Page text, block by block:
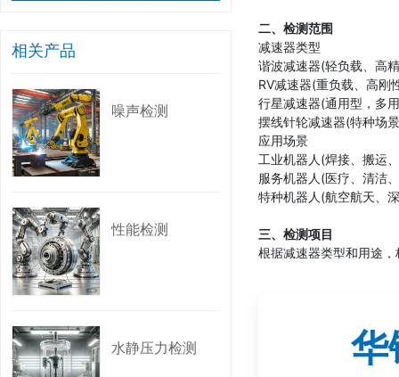
相关产品
噪声检测
性能检测
水静压力检测
二、检测范围
减速器类型
谐波减速器(轻负载、高
RV减速器(重负载、高刚
行星减速器(通用型，多
摆线针轮减速器(特种场
应用场景
工业机器人(焊接、搬运
服务机器人(医疗、清洁
特种机器人(航空航天、
三、检测项目
根据减速器类型和用途
扭转刚度：抵抗扭矩变
温升测试：连续运行下
华